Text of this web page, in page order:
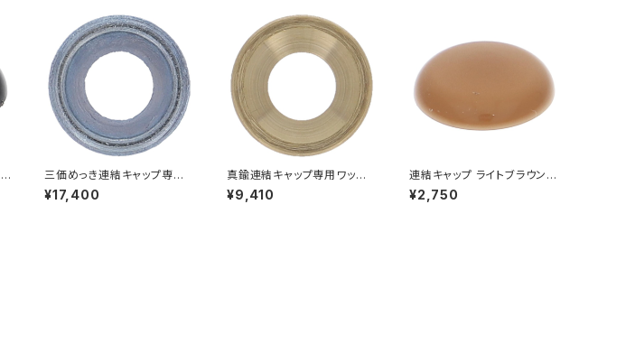
三価めっき連結キャップ専用
ワッシャー 5.1mm
¥17,400
真鍮連結キャップ専用ワッシャ
ー M5 コーススレッド用
¥9,410
連結キャップ ライトブラウン 1
000個入
¥2,750